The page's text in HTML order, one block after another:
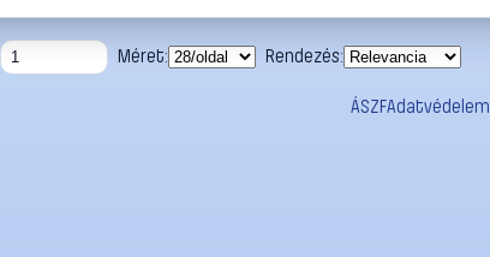
Méret: Rendezés:
ÁSZFAdatvédelem